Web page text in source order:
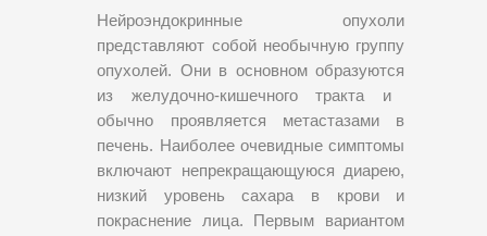
Нейроэндокринные опухоли
представляют собой необычную группу
опухолей. Онив основномобразуются
из желудочно-кишечного тракта и
обычно проявляется метастазами в
печень. Наиболее очевидные симптомы
включают непрекращающуюся диарею,
низкий уровень сахара в крови и
покраснение лица. Первым вариантом